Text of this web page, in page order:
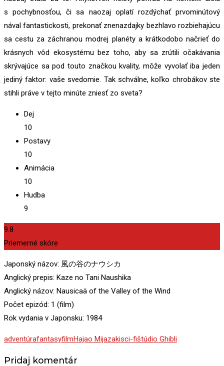
s pochybnosťou, či sa naozaj oplatí rozdýchať prvominútový
nával fantastickosti, prekonať znenazdajky bezhlavo rozbiehajúcu
sa cestu za záchranou modrej planéty a krátkodobo načrieť do
krásnych vôd ekosystému bez toho, aby sa zrútili očakávania
skrývajúce sa pod touto značkou kvality, môže vyvolať iba jeden
jediný faktor: vaše svedomie. Tak schválne, koľko chrobákov ste
stihli práve v tejto minúte zniesť zo sveta?
Dej
10
Postavy
10
Animácia
10
Hudba
9
9.8
Priemerné skóre
Japonský názov: 風の谷のナウシカ
Anglický prepis: Kaze no Tani Naushika
Anglický názov: Nausicaä of the Valley of the Wind
Počet epizód: 1 (film)
Rok vydania v Japonsku: 1984
adventúrafantasyfilmHajao Mijazakisci-fištúdio Ghibli
Pridaj komentár